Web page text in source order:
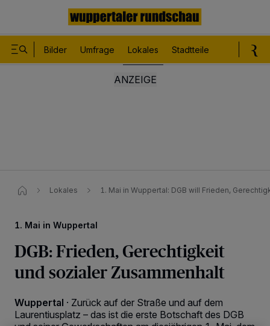
Bilder Umfrage Lokales Stadtteile
Lokales 1. Mai in Wuppertal: DGB will Frieden,
1. Mai in Wuppertal
DGB: Frieden, Gerechtigkeit
und sozialer Zusammenhalt
Wuppertal · Zurück auf der Straße und auf dem
Laurentiusplatz – das ist die erste Botschaft des DGB